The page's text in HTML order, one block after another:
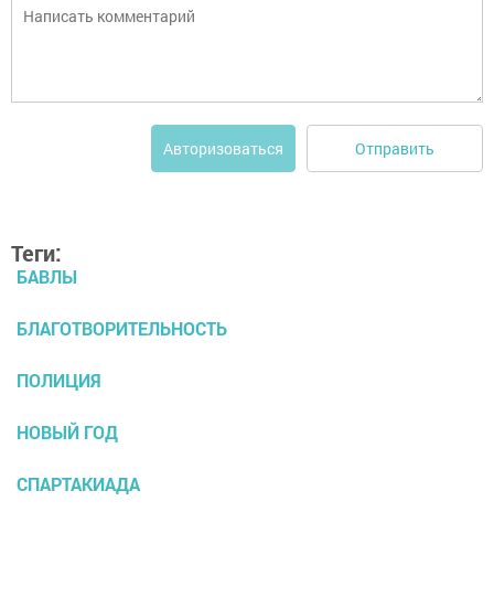
Авторизоваться Отправить
Теги:
БАВЛЫ
БЛАГОТВОРИТЕЛЬНОСТЬ
ПОЛИЦИЯ
НОВЫЙ ГОД
СПАРТАКИАДА